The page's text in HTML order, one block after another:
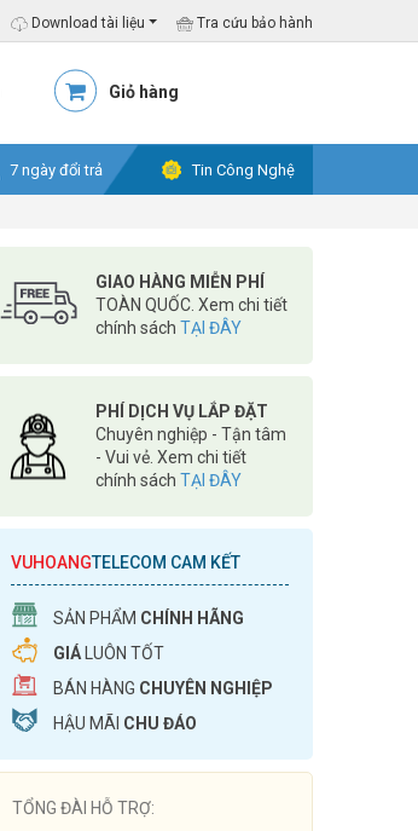
Download tài liệu Tra cứu bảo hành
Giỏ hàng
7 ngày đổi trả Tin Công Nghệ
GIAO HÀNG MIỄN PHÍ
TOÀN QUỐC. Xem chi tiết
chính sách TẠI ĐÂY
PHÍ DỊCH VỤ LẮP ĐẶT
Chuyên nghiệp - Tận tâm
- Vui vẻ. Xem chi tiết
chính sách TẠI ĐÂY
VUHOANGTELECOM CAM KẾT
SẢN PHẨM CHÍNH HÃNG
GIÁ LUÔN TỐT
BÁN HÀNG CHUYÊN NGHIỆP
HẬU MÃI CHU ĐÁO
TỔNG ĐÀI HỖ TRỢ: